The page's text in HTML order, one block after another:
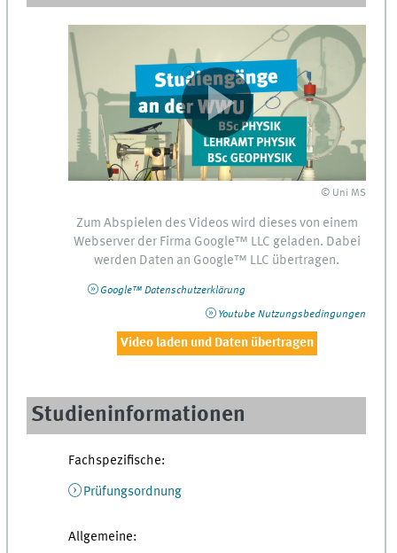
© Uni MS
Zum Abspielen des Videos wird dieses von einem
Webserverder Firma Google™ LLC geladen. Dabei
werden Daten an Google™ LLC übertragen.
Google™Datenschutzerklärung
Youtube Nutzungsbedingungen
Video laden und Daten übertragen
Studieninformationen
Fachspezifische:
Prüfungsordnung
Allgemeine: